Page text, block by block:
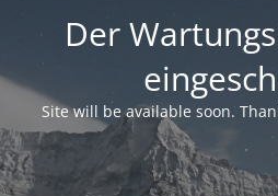
Der
Site will be available soon.